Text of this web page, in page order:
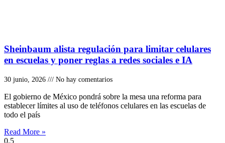
Sheinbaum alista regulación para limitar celulares
en escuelas y poner reglas a redes sociales e IA
30 junio, 2026 No hay comentarios
El gobierno de México pondrá sobre la mesa una reforma para
establecer límites al uso de teléfonos celulares en las escuelas de
todo el país
Read More »